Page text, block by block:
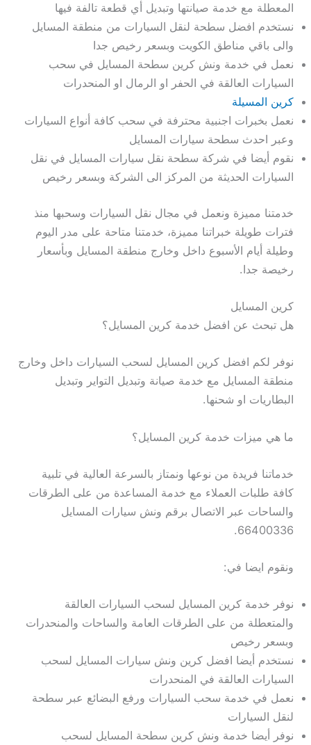
المعطلة مع خدمة صيانتها وتبديل أي قطعة تالفة فيها
نستخدم افضل سطحة لنقل السيارات من منطقة المسايل
والى باقي مناطق الكويت وبسعر رخيص جدا
نعمل في خدمة ونش كرين سطحة المسايل في سحب
السيارات العالقة في الحفر او الرمال او المنحدرات
كرين المسيلة
نعمل بخبرات اجنبية محترفة في سحب كافة أنواع السيارات
وعبر احدث سطحة سيارات المسايل
نقوم أيضا في شركة سطحة نقل سيارات المسايل في نقل
السيارات الحديثة من المركز الى الشركة وبسعر رخيص
خدمتنا مميزة ونعمل في مجال نقل السيارات وسحبها منذ
فترات طويلة خبراتنا مميزة، خدمتنا متاحة على مدر اليوم
وطيلة أيام الأسبوع داخل وخارج منطقة المسايل وبأسعار
رخيصة جدا.
كرين المسايل
هل تبحث عن افضل خدمة كرين المسايل؟
نوفر لكم افضل كرين المسايل لسحب السيارات داخل وخارج
منطقة المسايل مع خدمة صيانة وتبديل التواير وتبديل
البطاريات او شحنها.
ما هي ميزات خدمة كرين المسايل؟
خدماتنا فريدة من نوعها ونمتاز بالسرعة العالية في تلبية
كافة طلبات العملاء مع خدمة المساعدة من على الطرقات
والساحات عبر الاتصال برقم ونش سيارات المسايل
66400336.
ونقوم ايضا في:
نوفر خدمة كرين المسايل لسحب السيارات العالقة
والمتعطلة من على الطرقات العامة والساحات والمنحدرات
وبسعر رخيص
نستخدم أيضا افضل كرين ونش سيارات المسايل لسحب
السيارات العالقة في المنحدرات
نعمل في خدمة سحب السيارات ورفع البضائع عبر سطحة
لنقل السيارات
نوفر أيضا خدمة ونش كرين سطحة المسايل لسحب